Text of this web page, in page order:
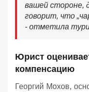
вашей стороне,
говорит, что
- отметила
Юрист
компенсацию
Георгий Мохов,